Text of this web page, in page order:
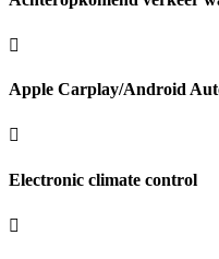
Apple Carplay/Android
Electronic climate control